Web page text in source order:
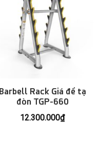
Barbell Rack Giá để tạ
đòn TGP-660
12.300.000₫